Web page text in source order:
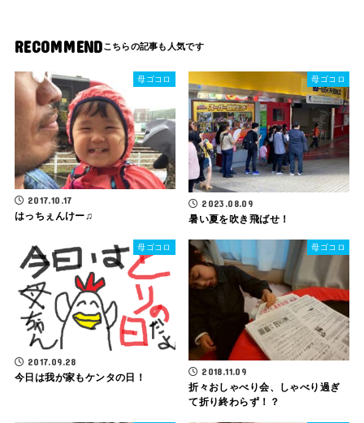
RECOMMEND
母ゴコロ
2017.10.17
はっちぇんけー♫
母ゴコロ
2023.08.09
暑い夏を吹き飛ばせ！
母ゴコロ
2017.09.28
今日は我が家もケンタの日！
母ゴコロ
2018.11.09
折々おしゃべり会、しゃべり過ぎ
て折り終わらず！？